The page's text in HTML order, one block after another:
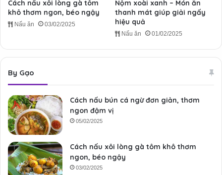
Cách nấu xôi lòng gà tôm
khô thơm ngon, béo ngậy
Nấu ăn 03/02/2025
Nộm xoài xanh – Món ăn
thanh mát giúp giải ngấy
hiệu quả
Nấu ăn 01/02/2025
By Gạo
Cách nấu bún cá ngừ đơn giản, thơm
ngon đậm vị
05/02/2025
Cách nấu xôi lòng gà tôm khô thơm
ngon, béo ngậy
03/02/2025